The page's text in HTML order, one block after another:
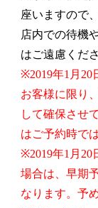
座いますので
店内での待機
はご遠慮くださ
※2019年1月20
お客様に限り
して確保させ
はご予約時で
※2019年1月20
場合は、早期
なります。予